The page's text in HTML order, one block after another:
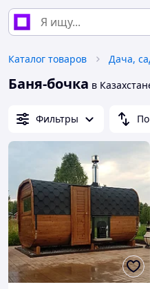
Каталог товаров Дача,
Баня-бочка в
Фильтры